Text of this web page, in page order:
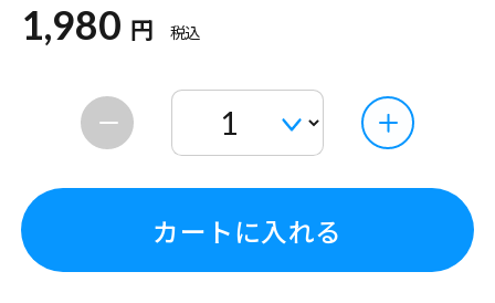
1,980 円 税込
カートに入れる